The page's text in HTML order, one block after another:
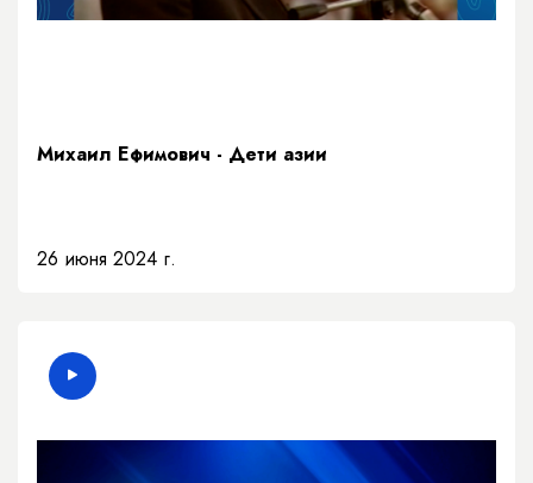
Михаил Ефимович - Дети азии
26 июня 2024 г.